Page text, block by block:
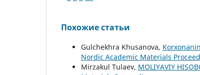
Похожие статьи
Gulchekhra Khusanova,
Nordic Academic Materials
Mirzakul Tulaev, MOLIYAVIY